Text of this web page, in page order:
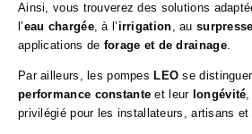
Ainsi, vous trouverez des solutions
l’eau chargée, à l’irrigation, au
applications de forage et de drainage.
Par ailleurs, les pompes LEO se
performance constante et leur longévité,
privilégié pour les installateurs, artisans